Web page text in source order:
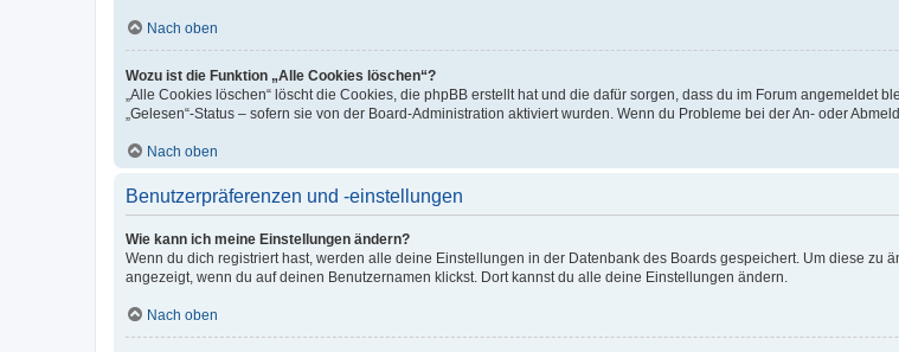
Nach oben
Wozu ist die Funktion „Alle Cookies löschen“?
„Alle Cookies löschen“ löscht die Cookies, die phpBB erstellt hat und die dafür sorgen, dass du im Forum
„Gelesen“-Status – sofern sie von der Board-Administration aktiviert wurden. Wenn du Probleme bei der An- oder
Nach oben
Benutzerpräferenzen und -einstellungen
Wie kann ich meine Einstellungen ändern?
Wenn du dich registriert hast, werden alle deine Einstellungen in der Datenbank des Boards gespeichert. Um diese zu
angezeigt, wenn du auf deinen Benutzernamen klickst. Dort kannst du alle deine Einstellungen ändern.
Nach oben